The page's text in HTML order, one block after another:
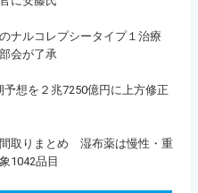
ナルコレプシータイプ１治療
会が了承
想を２兆7250億円に上方修正
取りまとめ 湿布薬は慢性・重
1042品目